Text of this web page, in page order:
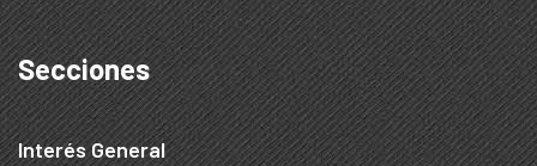
Secciones
Interés General